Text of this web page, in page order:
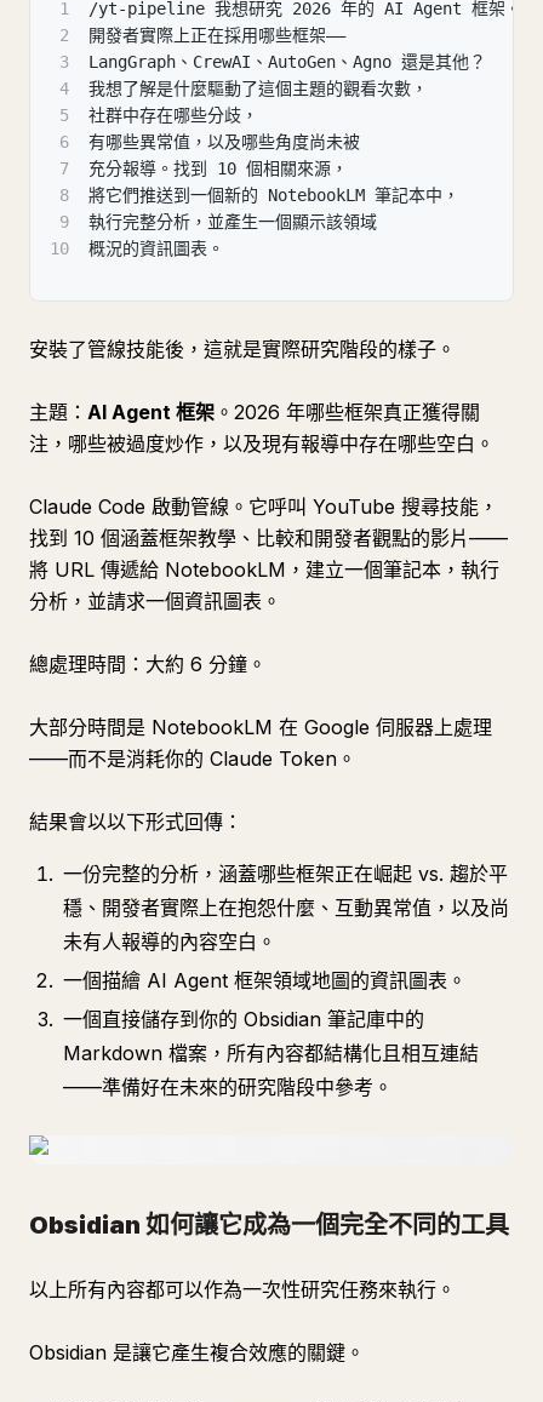
1
/yt-pipeline 我想研究 2026 年的 AI Agent 框架。
2
開發者實際上正在採用哪些框架——
3
LangGraph、CrewAI、AutoGen、Agno 還是其他？
4
我想了解是什麼驅動了這個主題的觀看次數，
5
社群中存在哪些分歧，
6
有哪些異常值，以及哪些角度尚未被
7
充分報導。找到 10 個相關來源，
8
將它們推送到一個新的 NotebookLM 筆記本中，
9
執行完整分析，並產生一個顯示該領域
10
概況的資訊圖表。
安裝了管線技能後，這就是實際研究階段的樣子。
主題： AI Agent 框架 。2026 年哪些框架真正獲得關
注，哪些被過度炒作，以及現有報導中存在哪些空白。
Claude Code 啟動管線。它呼叫 YouTube 搜尋技能，
找到 10 個涵蓋框架教學、比較和開發者觀點的影片——
將 URL 傳遞給 NotebookLM，建立一個筆記本，執行
分析，並請求一個資訊圖表。
總處理時間：大約 6 分鐘。
大部分時間是 NotebookLM 在 Google 伺服器上處理
——而不是消耗你的 Claude Token。
結果會以以下形式回傳：
一份完整的分析，涵蓋哪些框架正在崛起 vs. 趨於平
穩、開發者實際上在抱怨什麼、互動異常值，以及尚
未有人報導的內容空白。
一個描繪 AI Agent 框架領域地圖的資訊圖表。
一個直接儲存到你的 Obsidian 筆記庫中的
Markdown 檔案，所有內容都結構化且相互連結
——準備好在未來的研究階段中參考。
Obsidian 如何讓它成為一個完全不同的工具
以上所有內容都可以作為一次性研究任務來執行。
Obsidian 是讓它產生複合效應的關鍵。